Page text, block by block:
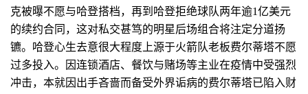
克被曝不愿与哈登搭档，再到哈登拒绝球队两年逾1亿美元
的续约合同，这对私交甚笃的明星后场组合将注定分道扬
镳。哈登心生去意很大程度上源于火箭队老板费尔蒂塔不愿
过多投入。因连锁酒店、餐饮与赌场等主业在疫情中受强烈
冲击，本就因出手吝啬而备受外界诟病的费尔蒂塔已陷入财